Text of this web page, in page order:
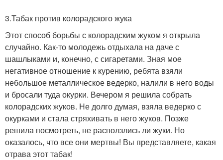
3.Табак против колорадского жука
Этот способ борьбы с колорадским жуком я открыла
случайно. Как-то молодежь отдыхала на даче с
шашлыками и, конечно, с сигаретами. Зная мое
негативное отношение к курению, ребята взяли
небольшое металлическое ведерко, налили в него воды
и бросали туда окурки. Вечером я решила собрать
колорадских жуков. Не долго думая, взяла ведерко с
окурками и стала стряхивать в него жуков. Позже
решила посмотреть, не расползлись ли жуки. Но
оказалось, что все они мертвы! Вы представляете, какая
отрава этот табак!